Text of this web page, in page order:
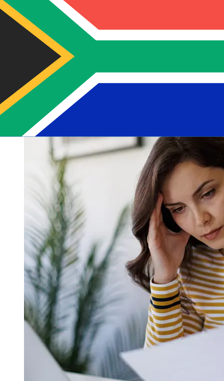
Os prazos de entrega para transferências internacionais
com Oma Savings Bank de Países Membros do Euro
para África do Sul variam de acordo com o método de
pagamento e o horário da transação. Normalmente, as
transferências bancárias internacionais levam de 1 a 5
dias úteis. Fatores como feriados bancários e
verificações de segurança também podem afetar a
entrega. Verifique os horários limite de Oma
Saastopankki Oy para evitar atrasos.